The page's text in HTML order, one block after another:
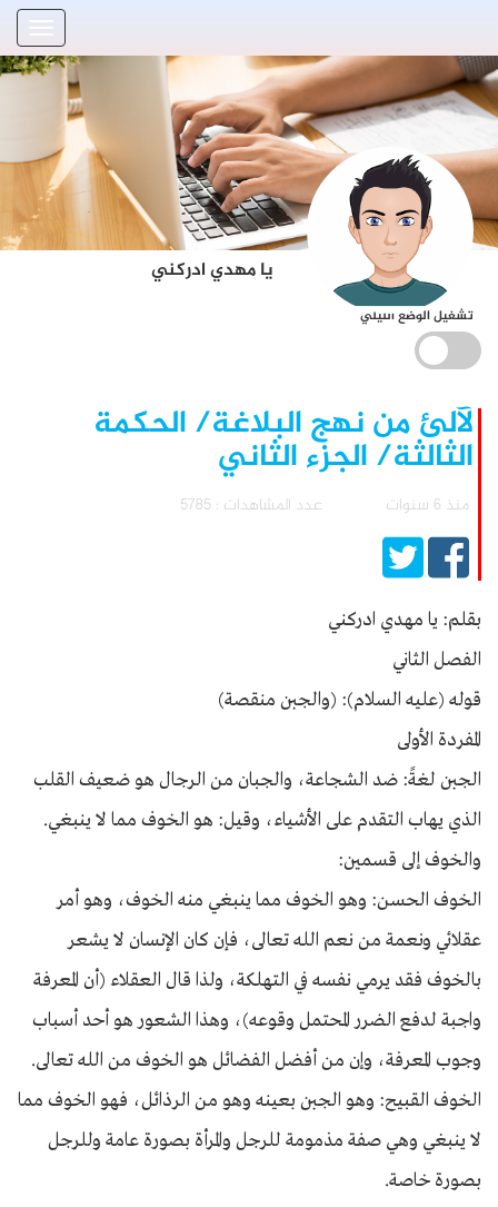
يا مهدي ادركني
تشغيل الوضع الليلي
لآلئ من نهج البلاغة/ الحكمة
الثالثة/ الجزء الثاني
منذ 6 سنوات عدد المشاهدات : 5785
بقلم: يا مهدي ادركني
الفصل الثاني
قوله (عليه السلام): (والجبن منقصة)
المفردة الأولى
الجبن لغةً: ضد الشجاعة، والجبان من الرجال هو ضعيف القلب
الذي يهاب التقدم على الأشياء، وقيل: هو الخوف مما لا ينبغي.
والخوف إلى قسمين:
الخوف الحسن: وهو الخوف مما ينبغي منه الخوف، وهو أمر
عقلائي ونعمة من نعم الله تعالى، فإن كان الإنسان لا يشعر
بالخوف فقد يرمي نفسه في التهلكة، ولذا قال العقلاء (أن المعرفة
واجبة لدفع الضرر المحتمل وقوعه)، وهذا الشعور هو أحد أسباب
وجوب المعرفة، وإن من أفضل الفضائل هو الخوف من الله تعالى.
الخوف القبيح: وهو الجبن بعينه وهو من الرذائل، فهو الخوف مما
لا ينبغي وهي صفة مذمومة للرجل والمرأة بصورة عامة وللرجل
بصورة خاصة.